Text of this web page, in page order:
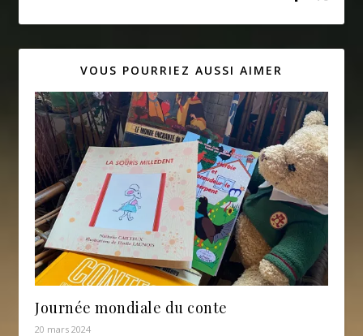
VOUS POURRIEZ AUSSI AIMER
Journée mondiale du conte
20 mars 2024